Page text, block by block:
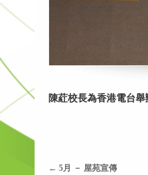
陳葒校長為香港電台
← 5月 － 屋苑宣傳